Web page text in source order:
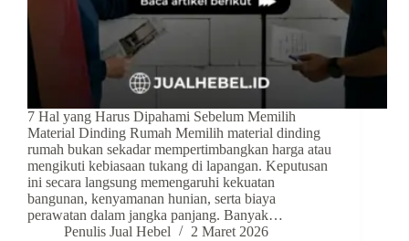
7 Hal yang Harus Dipahami Sebelum Memilih
Material Dinding Rumah Memilih material dinding
rumah bukan sekadar mempertimbangkan harga atau
mengikuti kebiasaan tukang di lapangan. Keputusan
ini secara langsung memengaruhi kekuatan
bangunan, kenyamanan hunian, serta biaya
perawatan dalam jangka panjang. Banyak…
Penulis Jual Hebel
2 Maret 2026